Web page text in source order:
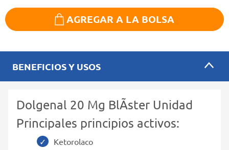
AGREGAR A LA BOLSA
BENEFICIOS Y USOS
Dolgenal 20 Mg BlÃ­ster Unidad
Principales principios activos:
Ketorolaco